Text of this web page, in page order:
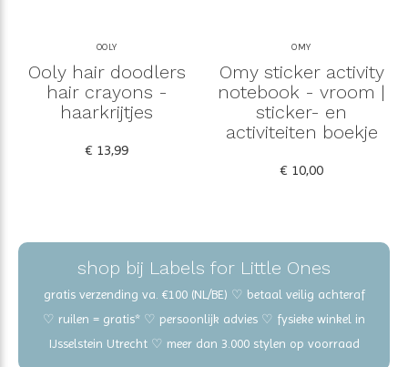
OOLY
Ooly hair doodlers
hair crayons -
haarkrijtjes
€ 13,99
OMY
Omy sticker activity
notebook - vroom |
sticker- en
activiteiten boekje
€ 10,00
shop bij Labels for Little Ones
gratis verzending va. €100 (NL/BE) ♡ betaal veilig achteraf
♡ ruilen = gratis* ♡ persoonlijk advies ♡ fysieke winkel in
IJsselstein Utrecht ♡ meer dan 3.000 stylen op voorraad